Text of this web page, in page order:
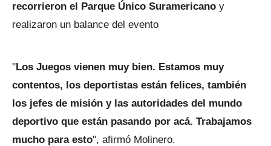
recorrieron el Parque Único Suramericano y
realizaron un balance del evento
"Los Juegos vienen muy bien. Estamos muy
contentos, los deportistas están felices, también
los jefes de misión y las autoridades del mundo
deportivo que están pasando por acá. Trabajamos
mucho para esto", afirmó Molinero.